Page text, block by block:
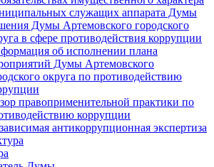
служащих аппарата Думы
Думы Артемовского городского
в сфере противодействия коррупции
об исполнении плана
Думы Артемовского
округа по противодействию
правоприменительной практики по
коррупции
антикоррупционная экспертиза